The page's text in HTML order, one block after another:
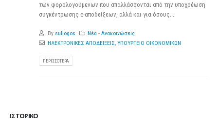
των φορολογούμενων που απαλλάσσονται από την υποχρέωση
συγκέντρωσης e-αποδείξεων, αλλά και για όσους...
By sullogos
Νέα - Ανακοινώσεις
ΗΛΕΚΤΡΟΝΙΚΕΣ ΑΠΟΔΕΙΞΕΙΣ, ΥΠΟΥΡΓΕΙΟ ΟΙΚΟΝΟΜΙΚΩΝ
ΠΕΡΙΣΣΌΤΕΡΑ
ΙΣΤΟΡΙΚΌ